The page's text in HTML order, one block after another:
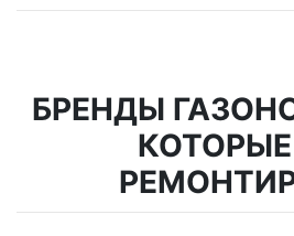
БРЕНДЫ